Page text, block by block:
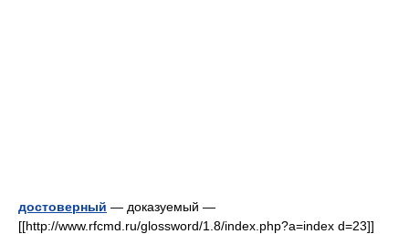
достоверный — доказуемый —
[[http://www.rfcmd.ru/glossword/1.8/index.php?a=index d=23]]